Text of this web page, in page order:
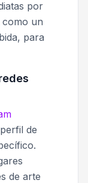
por
como un
para
de
de arte